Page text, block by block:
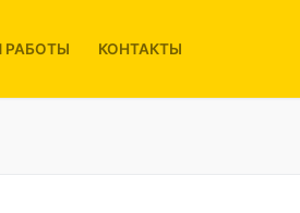
РАБОТЫ КОНТАКТЫ